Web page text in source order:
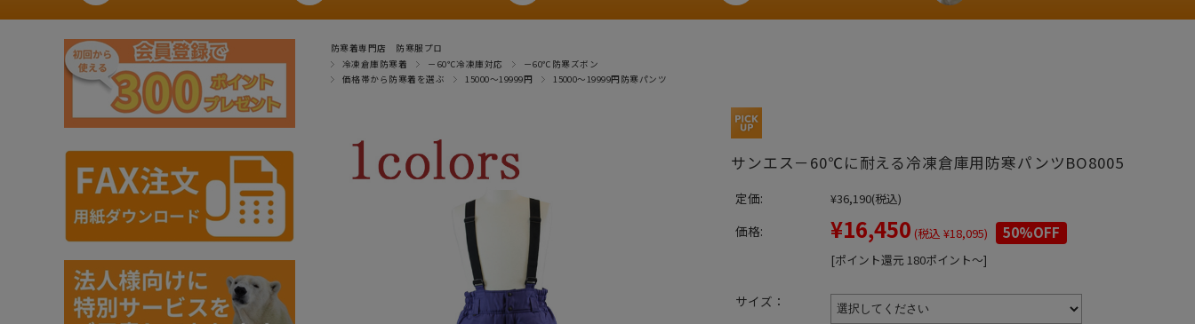
防寒着専門店 防寒服プロ
冷凍倉庫防寒着
－60℃冷凍庫対応
－60℃防寒ズボン
価格帯から防寒着を選ぶ
15000～19999円 15000～19999円防寒パンツ
サンエス－60℃に耐える冷凍倉庫用防寒パンツBO8005
定価: ¥36,190(税込)
価格: ¥16,450 (税込 ¥18,095) 50%OFF
[ポイント還元 180ポイント～]
サイズ：